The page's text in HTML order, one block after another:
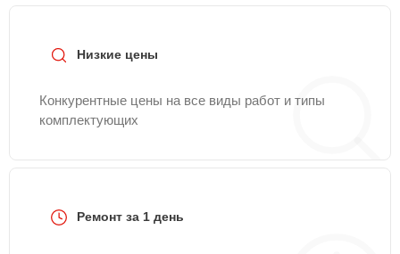
Низкие цены
Конкурентные цены на все виды работ и типы
комплектующих
Ремонт за 1 день